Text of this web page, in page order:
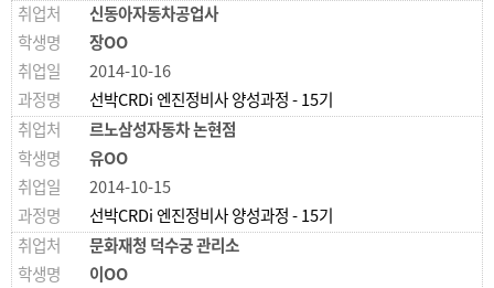
신동아자동차공업사
장OO
2014-10-16
선박CRDi 엔진정비사 양성과정 - 15기
르노삼성자동차 논현점
유OO
2014-10-15
선박CRDi 엔진정비사 양성과정 - 15기
문화재청 덕수궁 관리소
이OO